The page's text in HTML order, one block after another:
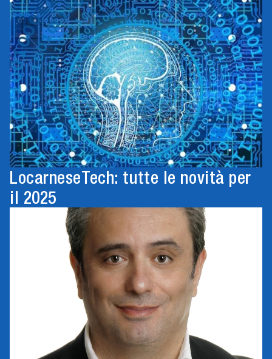
LocarneseTech: tutte le novità per
il 2025